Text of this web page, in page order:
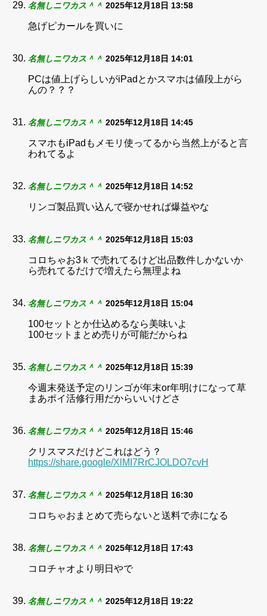
名無しニワカス＾＾ 2025年12月18日 13:58
急げピカールを買いに
名無しニワカス＾＾ 2025年12月18日 14:01
PCは値上げらしいがiPadとかスマホは値段上がら
んの？？？
名無しニワカス＾＾ 2025年12月18日 14:45
スマホもiPadもメモリ使ってるから当然上がると言
われてるよ
名無しニワカス＾＾ 2025年12月18日 14:52
リンゴ製品買い込んで寝かせれば爆益やな
名無しニワカス＾＾ 2025年12月18日 15:03
コロちゃお3ｋで売れてるけど出品数件しかないか
ら売れてるだけで増えたら無理よね
名無しニワカス＾＾ 2025年12月18日 15:04
100セットとか仕込めるなら美味いよ
100セットまとめ売りが可能だからね
名無しニワカス＾＾ 2025年12月18日 15:39
今週末発送予定のリンゴが年末or年明けになって草
まあポイ活修行用だからいいけどさ
名無しニワカス＾＾ 2025年12月18日 15:46
クリスマスだけどこれはどう？
https://share.google/XlMI7RrCJOLDO7cvH
名無しニワカス＾＾ 2025年12月18日 16:30
コロちゃおまとめて売らないと送料で赤になる
名無しニワカス＾＾ 2025年12月18日 17:43
コロチャオより明日やで
名無しニワカス＾＾ 2025年12月18日 19:22